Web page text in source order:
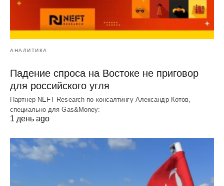
АНАЛИТИКА
Падение спроса на Востоке не приговор
для российского угля
Партнер NEFT Research по консалтингу Александр Котов,
специально для Gas&Money:
1 день ago